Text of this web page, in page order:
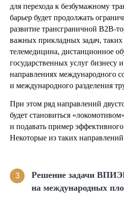
для перехода к безбумажному
барьер будет продолжать
развитие трансграничной B2B-
важных прикладных задач, таких
телемедицина, дистанционное
государственных услуг бизнесу
направлениях международного
и международного разделения
При этом ряд направлений
будет становиться
и подавать пример
Некоторые из таких
3
Решение задачи
на международных